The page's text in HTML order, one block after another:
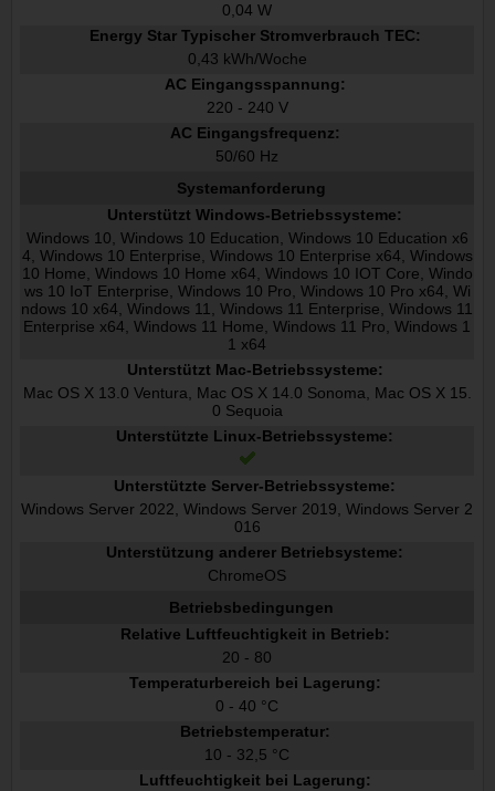
0,04 W
Energy Star Typischer Stromverbrauch TEC:
0,43 kWh/Woche
AC Eingangsspannung:
220 - 240 V
AC Eingangsfrequenz:
50/60 Hz
Systemanforderung
Unterstützt Windows-Betriebssysteme:
Windows 10, Windows 10 Education, Windows 10 Education x6
4, Windows 10 Enterprise, Windows 10 Enterprise x64, Windows
10 Home, Windows 10 Home x64, Windows 10 IOT Core, Windo
ws 10 IoT Enterprise, Windows 10 Pro, Windows 10 Pro x64, Wi
ndows 10 x64, Windows 11, Windows 11 Enterprise, Windows 11
Enterprise x64, Windows 11 Home, Windows 11 Pro, Windows 1
1 x64
Unterstützt Mac-Betriebssysteme:
Mac OS X 13.0 Ventura, Mac OS X 14.0 Sonoma, Mac OS X 15.
0 Sequoia
Unterstützte Linux-Betriebssysteme:
Unterstützte Server-Betriebssysteme:
Windows Server 2022, Windows Server 2019, Windows Server 2
016
Unterstützung anderer Betriebsysteme:
ChromeOS
Betriebsbedingungen
Relative Luftfeuchtigkeit in Betrieb:
20 - 80
Temperaturbereich bei Lagerung:
0 - 40 °C
Betriebstemperatur:
10 - 32,5 °C
Luftfeuchtigkeit bei Lagerung: